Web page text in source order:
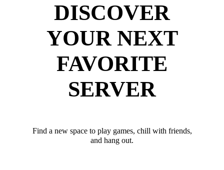
DISCOVER
YOUR NEXT
FAVORITE
SERVER
Find a new space to play games, chill with friends,
and hang out.